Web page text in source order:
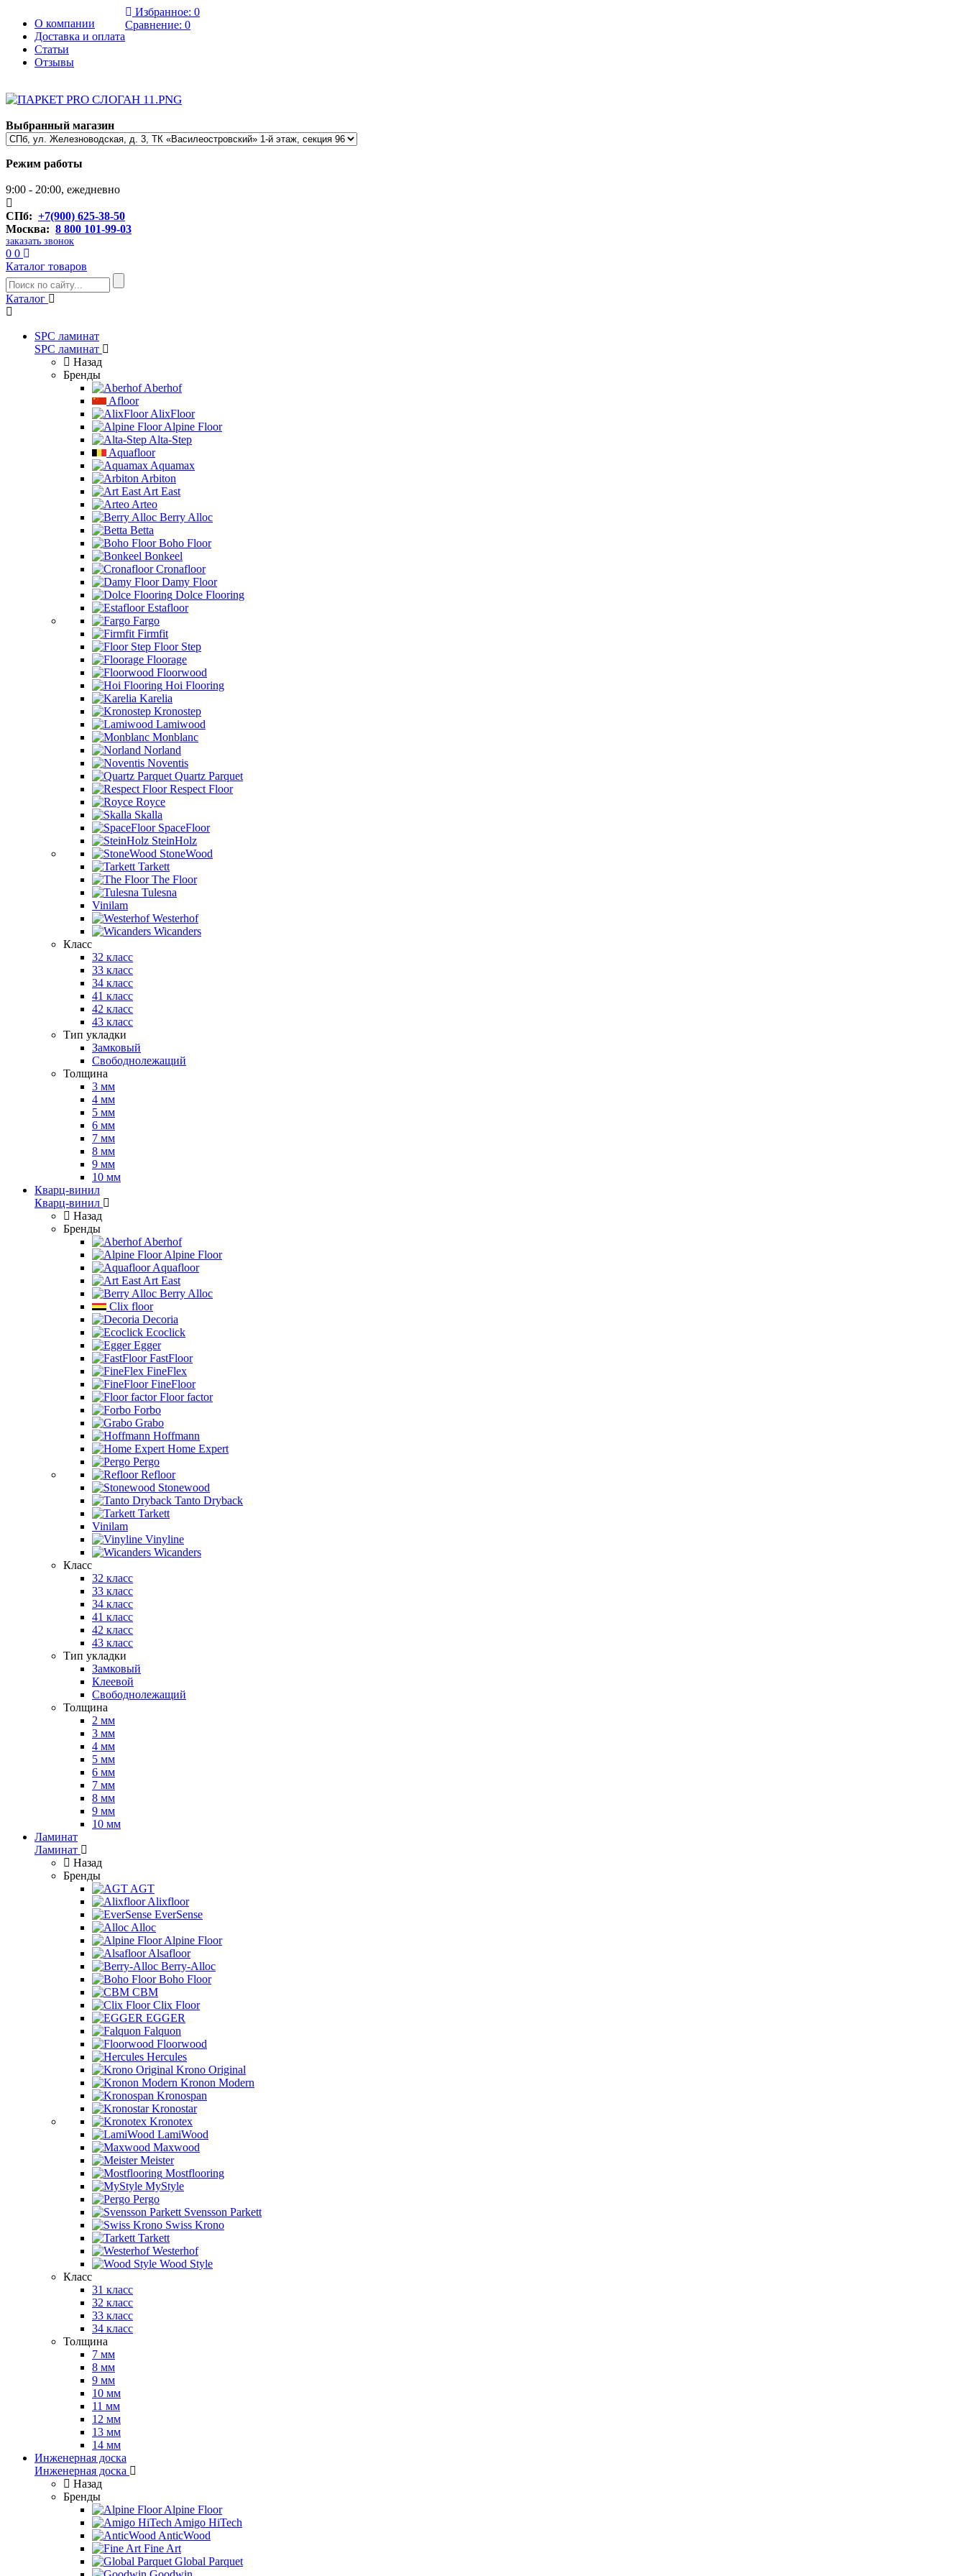
О компании
Доставка и оплата
Статьи
Отзывы
Избранное: 0
Сравнение: 0
Выбранный магазин
Режим работы
9:00 - 20:00, ежедневно
СПб: +7(900) 625-38-50
Москва: 8 800 101-99-03
заказать звонок
0 0
Каталог товаров
Каталог
SPC ламинат
SPC ламинат
Назад
Бренды
Aberhof
Afloor
AlixFloor
Alpine Floor
Alta-Step
Aquafloor
Aquamax
Arbiton
Art East
Arteo
Berry Alloc
Betta
Boho Floor
Bonkeel
Cronafloor
Damy Floor
Dolce Flooring
Estafloor
Fargo
Firmfit
Floor Step
Floorage
Floorwood
Hoi Flooring
Karelia
Kronostep
Lamiwood
Monblanc
Norland
Noventis
Quartz Parquet
Respect Floor
Royce
Skalla
SpaceFloor
SteinHolz
StoneWood
Tarkett
The Floor
Tulesna
Vinilam
Westerhof
Wicanders
Класс
32 класс
33 класс
34 класс
41 класс
42 класс
43 класс
Тип укладки
Замковый
Свободнолежащий
Толщина
3 мм
4 мм
5 мм
6 мм
7 мм
8 мм
9 мм
10 мм
Кварц-винил
Кварц-винил
Назад
Бренды
Aberhof
Alpine Floor
Aquafloor
Art East
Berry Alloc
Clix floor
Decoria
Ecoclick
Egger
FastFloor
FineFlex
FineFloor
Floor factor
Forbo
Grabo
Hoffmann
Home Expert
Pergo
Refloor
Stonewood
Tanto Dryback
Tarkett
Vinilam
Vinyline
Wicanders
Класс
32 класс
33 класс
34 класс
41 класс
42 класс
43 класс
Тип укладки
Замковый
Клеевой
Свободнолежащий
Толщина
2 мм
3 мм
4 мм
5 мм
6 мм
7 мм
8 мм
9 мм
10 мм
Ламинат
Ламинат
Назад
Бренды
AGT
Alixfloor
EverSense
Alloc
Alpine Floor
Alsafloor
Berry-Alloc
Boho Floor
CBM
Clix Floor
EGGER
Falquon
Floorwood
Hercules
Krono Original
Kronon Modern
Kronospan
Kronostar
Kronotex
LamiWood
Maxwood
Meister
Mostflooring
MyStyle
Pergo
Svensson Parkett
Swiss Krono
Tarkett
Westerhof
Wood Style
Класс
31 класс
32 класс
33 класс
34 класс
Толщина
7 мм
8 мм
9 мм
10 мм
11 мм
12 мм
13 мм
14 мм
Инженерная доска
Инженерная доска
Назад
Бренды
Alpine Floor
Amigo HiTech
AnticWood
Fine Art
Global Parquet